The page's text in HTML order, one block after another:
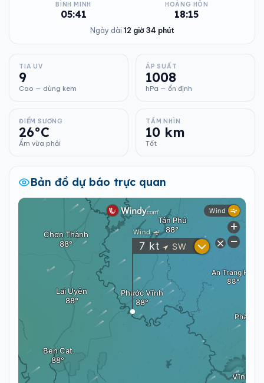
BÌNH MINH
05:41
HOÀNG HÔN
18:15
Ngày dài 12 giờ 34 phút
TIA UV
9
Cao — dùng kem
ÁP SUẤT
1008
hPa — ổn định
ĐIỂM SƯƠNG
26°C
Ẩm vừa phải
TẦM NHÌN
10 km
Tốt
Bản đồ dự báo trực quan